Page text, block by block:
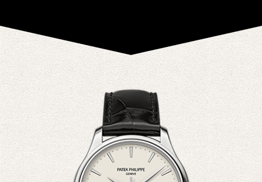
真面目ブログ 採用情報
CONTACT
お問い合わせ カタログ請求